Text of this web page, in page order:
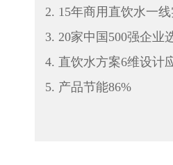
15年商用直饮水一
20家中国500强企业
直饮水方案6维设计
产品节能86%